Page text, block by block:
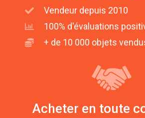
Vendeur depuis 2010
100% d'évaluations
+ de 10 000 objets
Acheter en toute